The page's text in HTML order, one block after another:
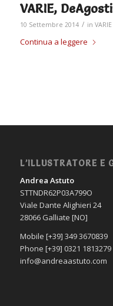
VARIE,
10 Settembre 2014 / in VARIE
Continua a leggere
L’ILLUSTRATORE E
Andrea Astuto
STTNDR62P03A799O
Viale Dante Alighieri 24
28066 Galliate [NO]
Mobile [+39] 349 3670839
Phone [+39] 0321 1813279
info@andreaastuto.com